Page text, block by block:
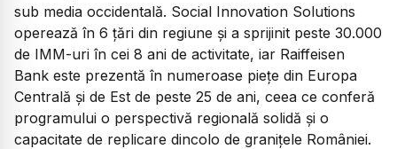
sub media occidentală. Social Innovation Solutions
operează în 6 țări din regiune și a sprijinit peste 30.000
de IMM-uri în cei 8 ani de activitate, iar Raiffeisen
Bank este prezentă în numeroase piețe din Europa
Centrală și de Est de peste 25 de ani, ceea ce conferă
programului o perspectivă regională solidă și o
capacitate de replicare dincolo de granițele României.